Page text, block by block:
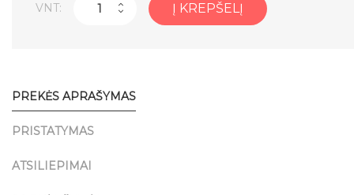
VNT: Į KREPŠELĮ
PREKĖS APRAŠYMAS
PRISTATYMAS
ATSILIEPIMAI